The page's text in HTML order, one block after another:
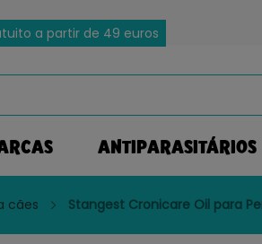
a partir de 49 euros
ANTIPARASITÁRIOS
cães Stangest Cronicare Oil para